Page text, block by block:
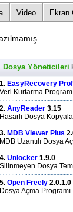
Video Ekran
Dosya Yöneticileri
1. EasyRecovery
Veri Kurtarma
2. AnyReader 3.15
Hasarlı Dosya
3. MDB Viewer Plus
MDB Uzantılı Dosya
4. Unlocker 1.9.0
Silinmeyen Dosya
5. Open Freely 2.0.1.0
Dosya Açma Programı